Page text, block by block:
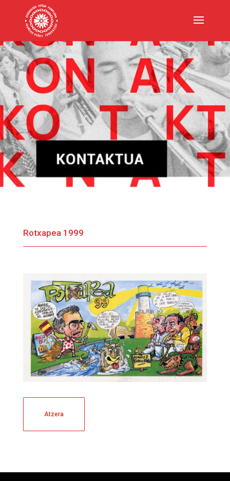
Rotxapea 1999
Atzera